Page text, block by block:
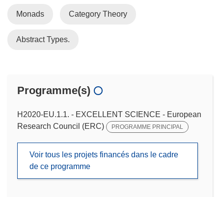
Monads Category Theory
Abstract Types.
Programme(s)
H2020-EU.1.1. - EXCELLENT SCIENCE - European
Research Council (ERC)
PROGRAMME PRINCIPAL
Voir tous les projets financés dans le cadre
de ce programme